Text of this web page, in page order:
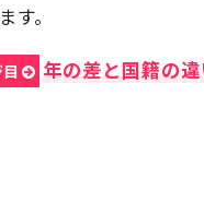
す。
年の差と国籍の